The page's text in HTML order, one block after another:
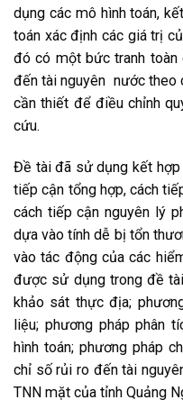
dụng các mô hình toán,
toán xác định các giá trị
đó có một bức tranh
đến tài nguyên nước theo
cần thiết để điều chỉnh
cứu.
Đề tài đã sử dụng kết hợp
tiếp cận tổng hợp, cách
cách tiếp cận nguyên lý
dựa vào tính dễ bị tổn
vào tác động của các
được sử dụng trong đề
khảo sát thực địa;
liệu; phương pháp phân
hình toán; phương pháp
chỉ số rủi ro đến tài
TNN mặt của tỉnh Quảng